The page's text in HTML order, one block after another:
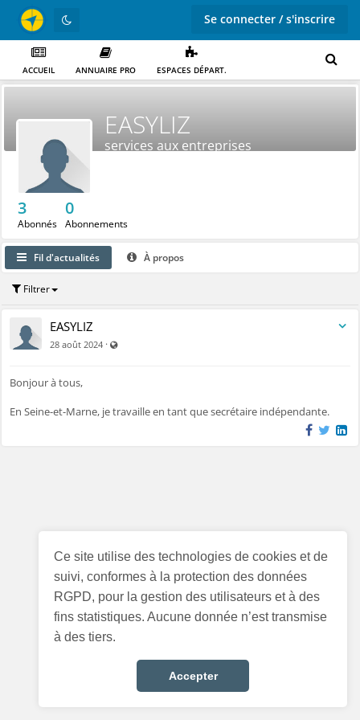
Ce site utilise des technologies de cookies et de
suivi, conformes à la protection des données
RGPD, pour la gestion des utilisateurs et à des
fins statistiques. Aucune donnée n’est transmise
à des tiers.
Accepter
Se connecter / s'inscrire
ACCUEIL ANNUAIRE PRO ESPACES DÉPART.
EASYLIZ
services aux entreprises
3
Abonnés
0
Abonnements
Fil d'actualités À propos
Filtrer
EASYLIZ
28 août 2024 ·
Bonjour à tous,
En Seine-et-Marne, je travaille en tant que secrétaire indépendante.